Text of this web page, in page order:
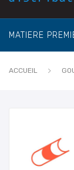
MATIERE
ACCUEIL